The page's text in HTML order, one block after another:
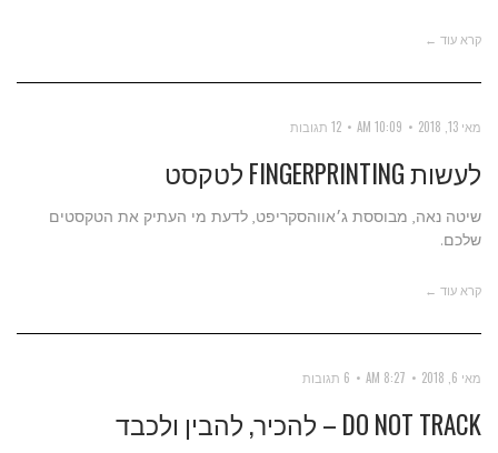
קרא עוד ←
מאי 13, 2018 10:09 AM 12 תגובות
לעשות FINGERPRINTING לטקסט
שיטה נאה, מבוססת ג׳אווהסקריפט, לדעת מי העתיק את הטקסטים
שלכם.
קרא עוד ←
מאי 6, 2018 8:27 AM 6 תגובות
DO NOT TRACK – להכיר, להבין ולכבד